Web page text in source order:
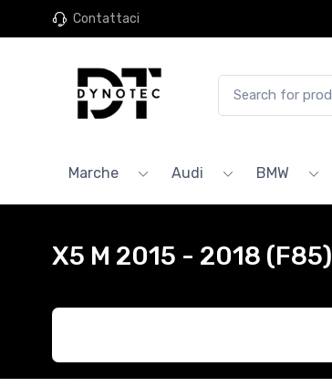
Contattaci
Marche Audi BMW
X5 M 2015 - 2018 (F85)